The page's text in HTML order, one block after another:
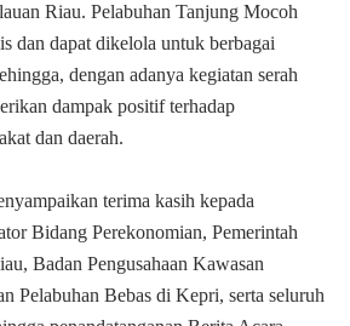
Riau. Pelabuhan Tanjung Mocoh
dan dapat dikelola untuk berbagai
dengan adanya kegiatan serah
dampak positif terhadap
dan daerah.
terima kasih kepada
Bidang Perekonomian, Pemerintah
Badan Pengusahaan Kawasan
Pelabuhan Bebas di Kepri, serta seluruh